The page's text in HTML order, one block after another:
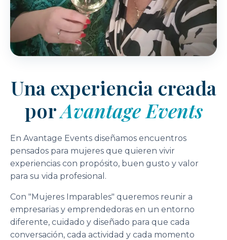
Una experiencia creada
porAvantage Events
En Avantage Events diseñamos encuentros
pensados para mujeres que quieren vivir
experiencias con propósito, buen gusto y valor
para su vida profesional.
Con "Mujeres Imparables" queremos reunir a
empresarias y emprendedoras en un entorno
diferente, cuidado y diseñado para que cada
conversación, cada actividad y cada momento